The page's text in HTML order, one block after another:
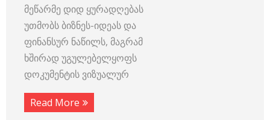
მეწარმე დიდ ყურადღებას
უთმობს ბიზნეს-იდეას და
ფინანსურ ნაწილს, მაგრამ
ხშირად უგულებელყოფს
დოკუმენტის ვიზუალურ
Read More